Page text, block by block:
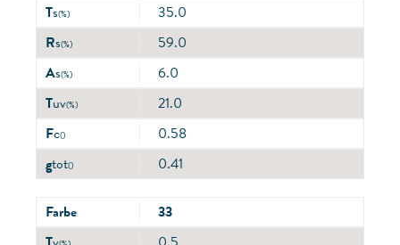
Ts(%)
35.0
Rs(%)
59.0
As(%)
6.0
Tuv(%)
21.0
Fc()
0.58
gtot() 0.41
Farbe
33